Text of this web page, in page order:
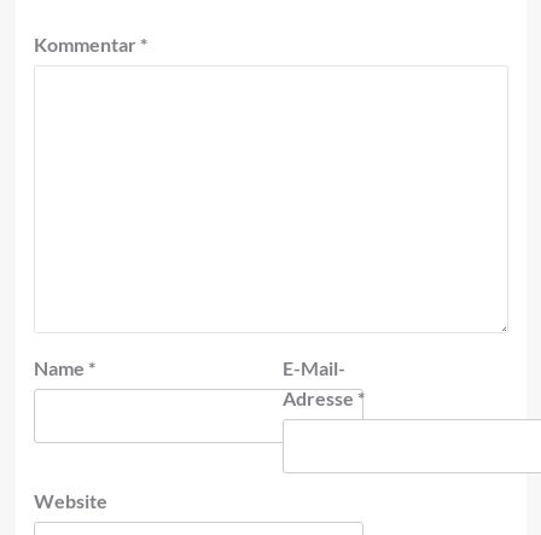
Kommentar *
Name *
E-Mail-
Adresse*
Website